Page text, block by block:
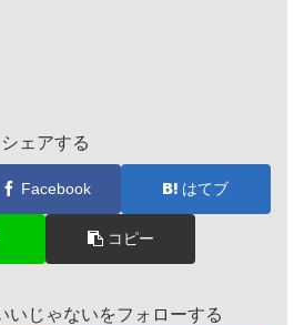
シェアする
Facebook はてブ
コピー
いじゃないをフォローする